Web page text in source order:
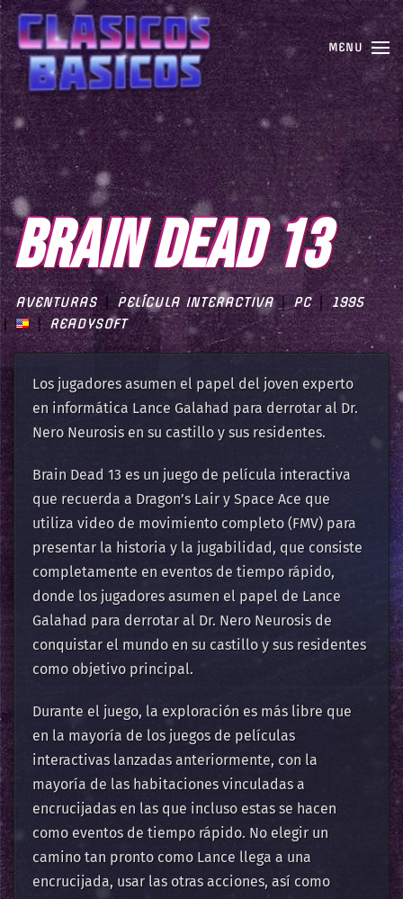
MENU
BRAIN DEAD 13
AVENTURAS PELÍCULA INTERACTIVA PC
1995
READYSOFT
Los jugadores asumen el papel del joven experto
en informática Lance Galahad para derrotar al Dr.
Nero Neurosis en su castillo y sus residentes.
Brain Dead 13 es un juego de película interactiva
que recuerda a Dragon’s Lair y Space Ace que
utiliza video de movimiento completo (FMV) para
presentar la historia y la jugabilidad, que consiste
completamente en eventos de tiempo rápido,
donde los jugadores asumen el papel de Lance
Galahad para derrotar al Dr. Nero Neurosis de
conquistar el mundo en su castillo y sus residentes
como objetivo principal.
Durante el juego, la exploración es más libre que
en la mayoría de los juegos de películas
interactivas lanzadas anteriormente, con la
mayoría de las habitaciones vinculadas a
encrucijadas en las que incluso estas se hacen
como eventos de tiempo rápido. No elegir un
camino tan pronto como Lance llega a una
encrucijada, usar las otras acciones, así como